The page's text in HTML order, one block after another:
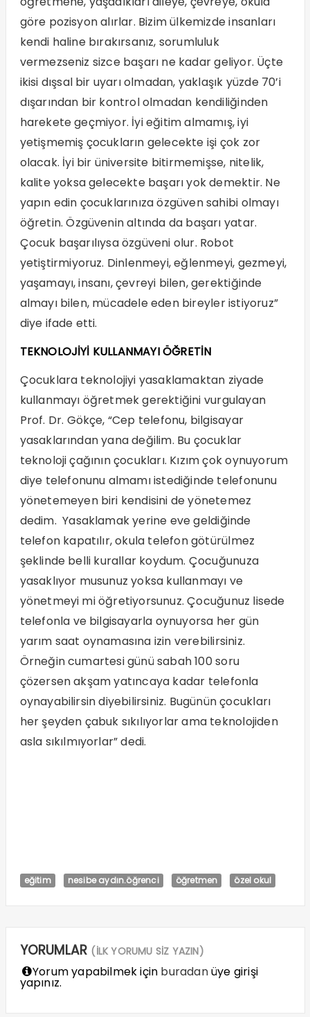
göre pozisyon alırlar. Bizim ülkemizde insanları
kendi haline bırakırsanız, sorumluluk
vermezseniz sizce başarı ne kadar geliyor. Üçte
ikisi dışsal bir uyarı olmadan, yaklaşık yüzde 70’i
dışarından bir kontrol olmadan kendiliğinden
harekete geçmiyor. İyi eğitim almamış, iyi
yetişmemiş çocukların gelecekte işi çok zor
olacak. İyi bir üniversite bitirmemişse, nitelik,
kalite yoksa gelecekte başarı yok demektir. Ne
yapın edin çocuklarınıza özgüven sahibi olmayı
öğretin. Özgüvenin altında da başarı yatar.
Çocuk başarılıysa özgüveni olur. Robot
yetiştirmiyoruz. Dinlenmeyi, eğlenmeyi, gezmeyi,
yaşamayı, insanı, çevreyi bilen, gerektiğinde
almayı bilen, mücadele eden bireyler istiyoruz”
diye ifade etti.
TEKNOLOJİYİ KULLANMAYI ÖĞRETİN
Çocuklara teknolojiyi yasaklamaktan ziyade
kullanmayı öğretmek gerektiğini vurgulayan
Prof. Dr. Gökçe, “Cep telefonu, bilgisayar
yasaklarından yana değilim. Bu çocuklar
teknoloji çağının çocukları. Kızım çok oynuyorum
diye telefonunu almamı istediğinde telefonunu
yönetemeyen biri kendisini de yönetemez
dedim. Yasaklamak yerine eve geldiğinde
telefon kapatılır, okula telefon götürülmez
şeklinde belli kurallar koydum. Çocuğunuza
yasaklıyor musunuz yoksa kullanmayı ve
yönetmeyi mi öğretiyorsunuz. Çocuğunuz lisede
telefonla ve bilgisayarla oynuyorsa her gün
yarım saat oynamasına izin verebilirsiniz.
Örneğin cumartesi günü sabah 100 soru
çözersen akşam yatıncaya kadar telefonla
oynayabilirsin diyebilirsiniz. Bugünün çocukları
her şeyden çabuk sıkılıyorlar ama teknolojiden
asla sıkılmıyorlar” dedi.
eğitim nesibe aydın.öğrenci öğretmen özel okul
YORUMLAR (İLK YORUMU SİZ YAZIN)
Yorum yapabilmek için buradanüye girişi
yapınız.